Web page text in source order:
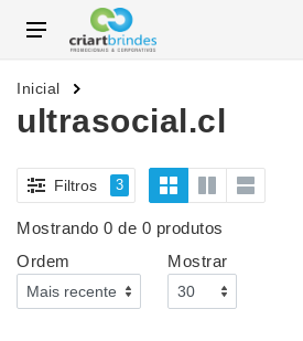
Inicial
ultrasocial.cl
Filtros 3
Mostrando 0 de 0 produtos
Ordem
Mostrar